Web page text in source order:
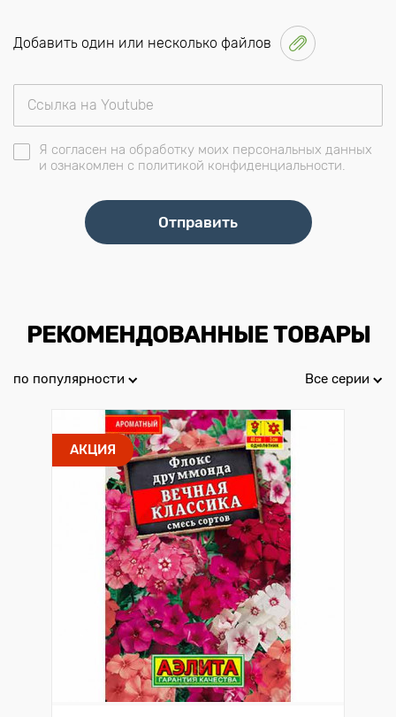
Добавить один или несколько файлов
Я согласен на обработку моих персональных данных
и ознакомлен с политикой конфиденциальности.
РЕКОМЕНДОВАННЫЕ ТОВАРЫ
по популярности Все серии
АКЦИЯ